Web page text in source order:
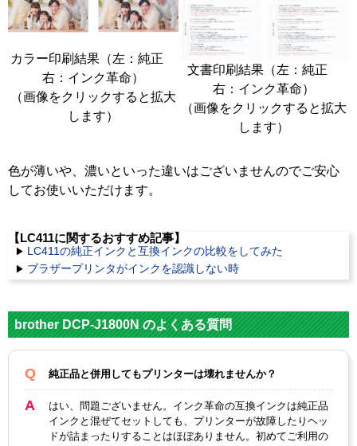
カラー印刷結果（左：純正
右：インク革命）
（画像をクリックすると拡大
します）
文書印刷結果（左：純正
右：インク革命）
（画像をクリックすると拡大
します）
色が薄いや、濃いといった違いはございませんのでご安心
してお使いいただけます。
【LC411に関するおすすめ記事】
LC411の純正インクと互換インクの比較をしてみた
ブラザープリンタがインクを認識しない時
brother DCP-J1800N のよくある質問
純正品と併用してもプリンターは壊れませんか？
はい、問題ございません。インク革命の互換インクは純正品
インクと混ぜてセットしても、プリンターが故障したりヘッ
ドが詰まったりすることはほぼありません。初めてご利用の